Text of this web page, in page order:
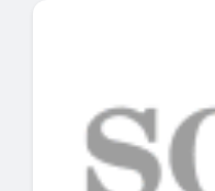
INICIO
EMPRESAS